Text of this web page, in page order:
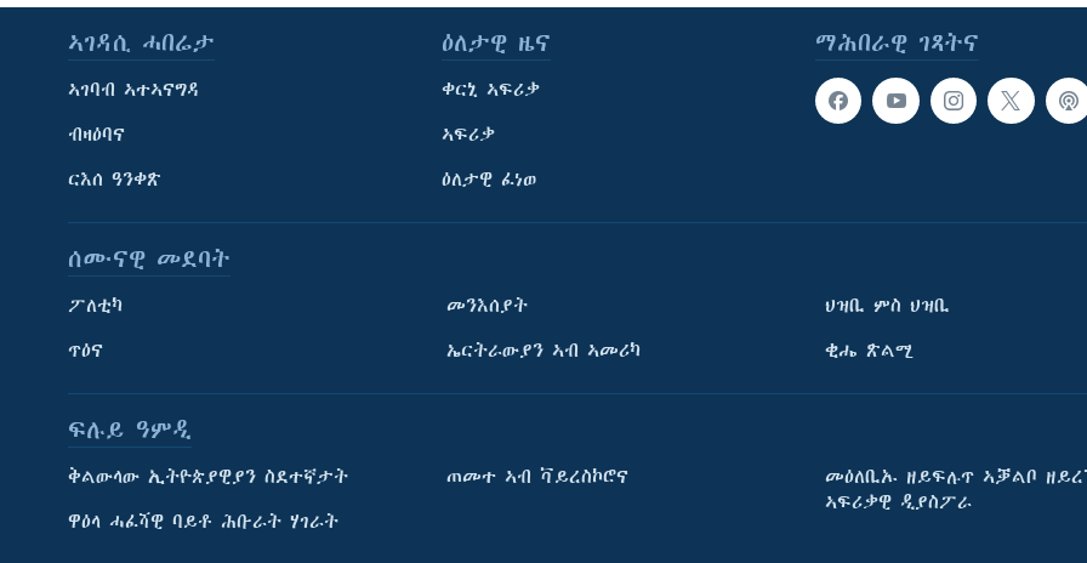
ትምህርቲ እንግሊዝኛ
ማሕበራዊ ገጻትና
ማሕበራዊ ገጻትና
ኣገዳሲ ሓበሬታ
ኣገባብ ኣተኣናግዳ
ብዛዕባና
ርእሰ ዓንቀጽ
ዕለታዊ ዜና
ቀርኒ ኣፍሪቃ
ኣፍሪቃ
ዕለታዊ ፈነወ
ሰሙናዊ መደባት
ፖለቲካ
ጥዕና
መንእሰያት
ኤርትራውያን ኣብ ኣመሪካ
ህዝቢ ምስ ህዝቢ
ቂሔ ጽልሚ
ፍሉይ ዓምዲ
ቅልውላው ኢትዮጵያዊያን ስደተኛታት
ዋዕላ ሓፈሻዊ ባይቶ ሕቡራት ሃገራት
ጠመተ ኣብ ቫይረስኮሮና
መዕለቢኡ ዘይፍሉጥ ኣቓልቦ
ኣፍሪቃዊ ዲያስፖራ